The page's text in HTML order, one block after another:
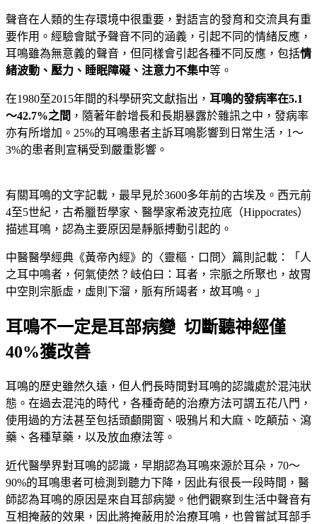
聲音在人類的生存環境中很重要，對語言的發育和交流具有重
要作用。經驗會賦予聲音不同的涵義，引起不同的情緒反應，
耳鳴雖為無意義的聲音，但同樣會引起各種不同反應，包括情
緒波動、壓力、睡眠障礙、注意力不集中等。
在1980至2015年間的科學研究文獻指出， 耳鳴的發病率在5.1
～42.7%之間 ，隨著年齡增長和長期暴露於雜訊之中，發病率
亦有所增加。25%的耳鳴患者主訴耳鳴影響到日常生活，1～
3%的患者則宣稱受到嚴重影響。
有關耳鳴的文字記載，最早見於3600多年前的古埃及。西元前
4至5世紀，古希臘哲學家、醫學家希波克拉底（Hippocrates）
描述耳鳴，認為主要原因是靜脈搏動引起的。
中醫醫學經典《黃帝內經》的〈靈樞．口問〉篇則記載：「人
之耳中鳴者，何氣使然？岐伯曰：耳者，宗脈之所聚也，故胃
中空則宗脈虛，虛則下溜，脈有所竭者，故耳鳴。」
耳鳴不一定是耳部病變 切斷聽神經僅
40%獲改善
耳鳴的歷史雖然久遠，但人們長時間對耳鳴的認識處於混沌狀
態。在過去混沌的時代，各種奇葩的治療方法可謂五花八門，
使用過的方法甚至包括頭顱開窗、吸鴉片和大麻、吃顛茄、瀉
藥、各種草藥，以及放血療法等。
近代醫學界對耳鳴的認識，早期認為耳鳴來源於耳朵，70～
90%的耳鳴患者可檢測到聽力下降，因此有很長一段時間，醫
師認為耳鳴的原因是來自耳部病變。他們觀察到生活中聲音有
互相掩蔽的效果，因此將掩蔽用於治療耳鳴，也曾嘗試耳部手